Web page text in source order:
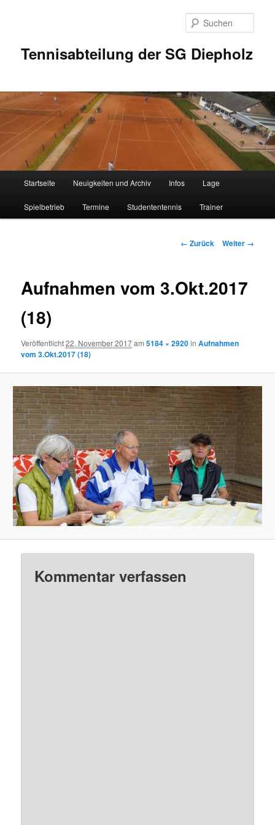
Tennisabteilung der SG Diepholz
Startseite Neuigkeiten und Archiv Infos Lage
Spielbetrieb Termine Studententennis Trainer
Bilder-
← Zurück Weiter →
Aufnahmen vom 3.Okt.2017
(18)
Veröffentlicht22. November 2017am5184 × 2920inAufnahmen
vom 3.Okt.2017 (18)
Kommentar verfassen